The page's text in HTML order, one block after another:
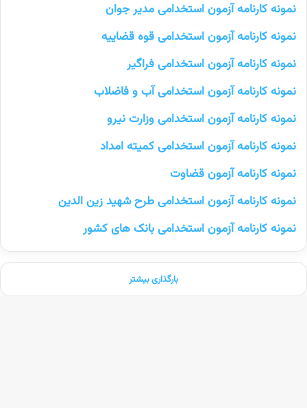
نمونه کارنامه آزمون استخدامی مدیر جوان
نمونه کارنامه آزمون استخدامی قوه قضاییه
نمونه کارنامه آزمون استخدامی فراگیر
نمونه کارنامه آزمون استخدامی آب و فاضلاب
نمونه کارنامه آزمون استخدامی وزارت نیرو
نمونه کارنامه آزمون استخدامی کمیته امداد
نمونه کارنامه آزمون قضاوت
نمونه کارنامه آزمون استخدامی طرح شهید زین الدین
نمونه کارنامه آزمون استخدامی بانک های کشور
بارگذاری بیشتر